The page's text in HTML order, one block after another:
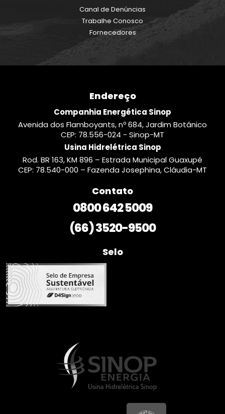
Fornecedores
Avenida dos Flamboyants, nº 684, Jardim Botânico
CEP: 78.556-024 - Sinop-MT
Usina Hidrelétrica Sinop
Rod. BR 163, KM 896 – Estrada Municipal Guaxupé
CEP: 78.540-000 – Fazenda Josephina, Cláudia-MT
Contato
(66) 3520-9500
Selo